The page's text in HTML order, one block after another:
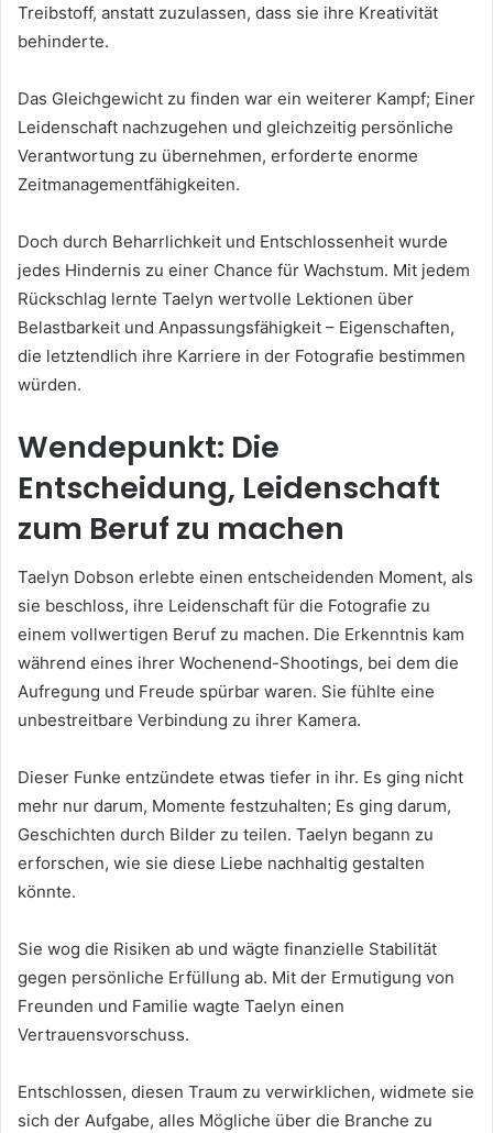
Treibstoff, anstatt zuzulassen, dass sie ihre Kreativität
behinderte.
Das Gleichgewicht zu finden war ein weiterer Kampf; Einer
Leidenschaft nachzugehen und gleichzeitig persönliche
Verantwortung zu übernehmen, erforderte enorme
Zeitmanagementfähigkeiten.
Doch durch Beharrlichkeit und Entschlossenheit wurde
jedes Hindernis zu einer Chance für Wachstum. Mit jedem
Rückschlag lernte Taelyn wertvolle Lektionen über
Belastbarkeit und Anpassungsfähigkeit – Eigenschaften,
die letztendlich ihre Karriere in der Fotografie bestimmen
würden.
Wendepunkt: Die
Entscheidung, Leidenschaft
zum Beruf zu machen
Taelyn Dobson erlebte einen entscheidenden Moment, als
sie beschloss, ihre Leidenschaft für die Fotografie zu
einem vollwertigen Beruf zu machen. Die Erkenntnis kam
während eines ihrer Wochenend-Shootings, bei dem die
Aufregung und Freude spürbar waren. Sie fühlte eine
unbestreitbare Verbindung zu ihrer Kamera.
Dieser Funke entzündete etwas tiefer in ihr. Es ging nicht
mehr nur darum, Momente festzuhalten; Es ging darum,
Geschichten durch Bilder zu teilen. Taelyn begann zu
erforschen, wie sie diese Liebe nachhaltig gestalten
könnte.
Sie wog die Risiken ab und wägte finanzielle Stabilität
gegen persönliche Erfüllung ab. Mit der Ermutigung von
Freunden und Familie wagte Taelyn einen
Vertrauensvorschuss.
Entschlossen, diesen Traum zu verwirklichen, widmete sie
sich der Aufgabe, alles Mögliche über die Branche zu